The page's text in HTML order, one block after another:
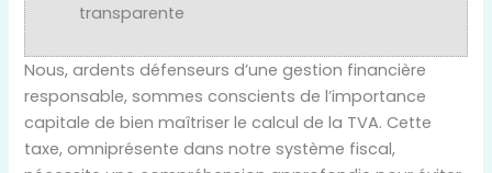
transparente
Nous, ardents défenseurs d’une gestion financière
responsable, sommes conscients de l’importance
capitale de bien maîtriser le calcul de la TVA. Cette
taxe, omniprésente dans notre système fiscal,